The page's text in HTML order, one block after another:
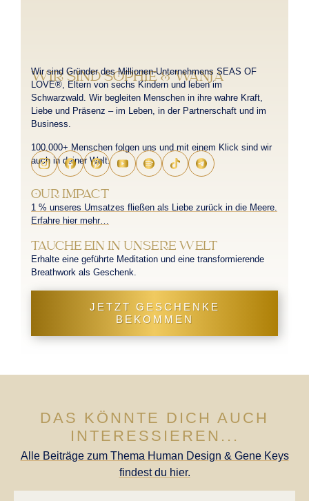
WIR SIND SOPHIE & WANJA
Wir sind Gründer des Millionen-Unternehmens SEAS OF
LOVE®, Eltern von sechs Kindern und leben im
Schwarzwald. Wir begleiten Menschen in ihre wahre Kraft,
Liebe und Präsenz – im Leben, in der Partnerschaft und im
Business.
100.000+ Menschen folgen uns und mit einem Klick sind wir
auch in deiner Welt.
OUR IMPACT
1 % unseres Umsatzes fließen als Liebe zurück in die Meere.
Erfahre hier mehr…
TAUCHE EIN IN UNSERE WELT
Erhalte eine geführte Meditation und eine transformierende
Breathwork als Geschenk.
JETZT GESCHENKE
BEKOMMEN
DAS KÖNNTE DICH AUCH
INTERESSIEREN...
Alle Beiträge zum Thema Human Design & Gene Keys
findest du hier.